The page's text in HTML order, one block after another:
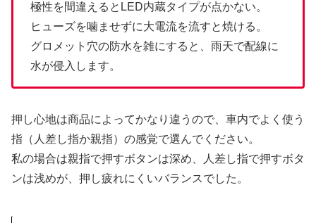
極性を間違えるとLED内蔵タイプが点かない。
ヒューズを噛ませずに大電流を流すと焼ける。
グロメット穴の防水を雑にすると、雨天で配線に
水が侵入します。
押し心地は商品によってかなり違うので、車内でよく使う
指（人差し指か親指）の感覚で選んでください。
私の場合は親指で押すボタンは深め、人差し指で押すボタ
ンは浅めが、押し疲れにくいバランスでした。